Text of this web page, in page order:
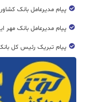
پیام مدیرعامل بانک
پیام مدیرعامل بانک مهر
پیام تبریک رئیس کل